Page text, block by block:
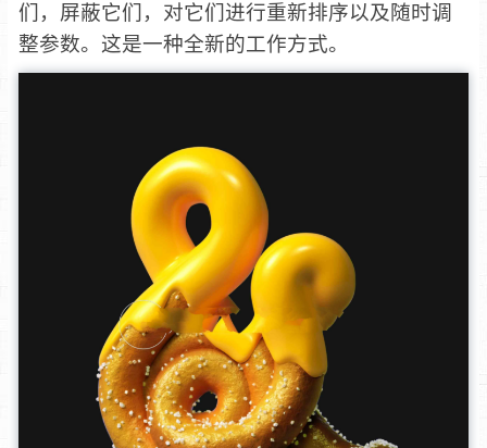
们，屏蔽它们，对它们进行重新排序以及随时调
整参数。这是一种全新的工作方式。